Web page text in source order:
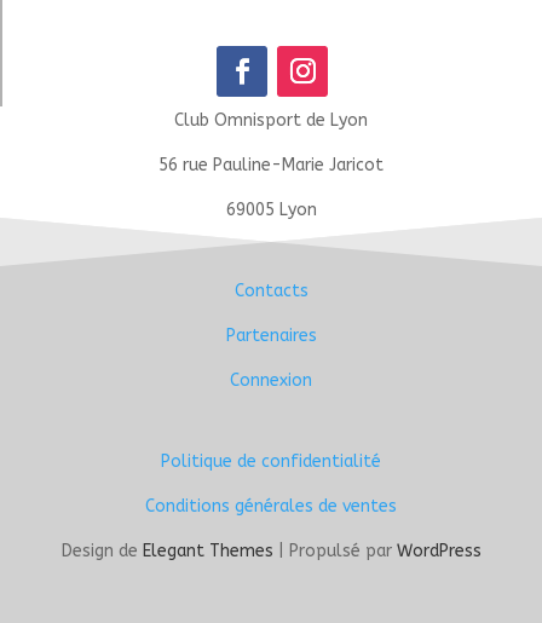
Club Omnisport de Lyon
56 rue Pauline-Marie Jaricot
69005 Lyon
Contacts
Partenaires
Connexion
Politique de confidentialité
Conditions générales de ventes
Design de Elegant Themes | Propulsé par WordPress